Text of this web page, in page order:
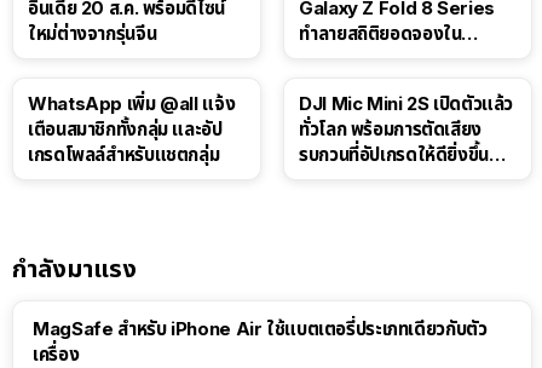
อินเดีย 20 ส.ค. พร้อมดีไซน์
ใหม่ต่างจากรุ่นจีน
Galaxy Z Fold 8 Series
ทำลายสถิติยอดจองใน
WhatsApp เพิ่ม @all แจ้ง
เตือนสมาชิกทั้งกลุ่ม และอัป
เกรดโพลล์สำหรับแชตกลุ่ม
DJI Mic Mini 2S เปิดตัวแล้ว
ทั่วโลก พร้อมการตัดเสียง
รบกวนที่อัปเกรดให้ดียิ่งขึ้น
กำลังมาแรง
MagSafe สำหรับ iPhone Air ใช้แบตเตอรี่ประเภทเดียวกับตัว
เครื่อง